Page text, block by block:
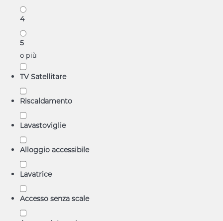
4
5
o più
TV Satellitare
Riscaldamento
Lavastoviglie
Alloggio accessibile
Lavatrice
Accesso senza scale